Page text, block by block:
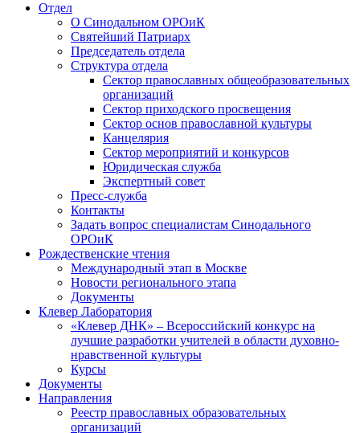
Отдел
О Синодальном ОРОиК
Святейший Патриарх
Председатель отдела
Структура отдела
Сектор православных общеобразовательных
организаций
Сектор приходского просвещения
Сектор основ православной культуры
Канцелярия
Сектор мероприятий и конкурсов
Юридическая служба
Экспертный совет
Пресс-служба
Контакты
Задать вопрос специалистам Синодального
ОРОиК
Рождественские чтения
Международный этап в Москве
Новости регионального этапа
Документы
Клевер Лаборатория
«Клевер ДНК» – Всероссийский конкурс на
лучшие разработки учителей в области духовно-
нравственной культуры
Курсы
Документы
Направления
Реестр православных образовательных
организаций